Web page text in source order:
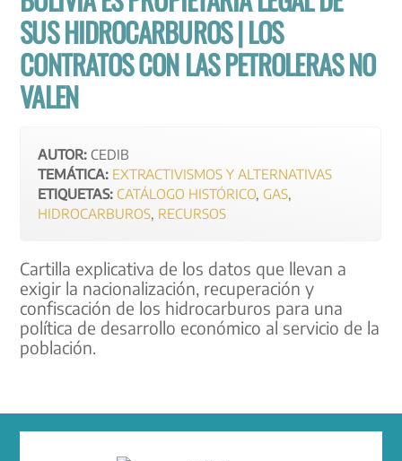
SUS HIDROCARBUROS | LOS
CONTRATOS CON LAS PETROLERAS NO
VALEN
AUTOR: CEDIB
TEMÁTICA: EXTRACTIVISMOS Y ALTERNATIVAS
ETIQUETAS: CATÁLOGO HISTÓRICO,GAS,
HIDROCARBUROS, RECURSOS
Cartilla explicativa de los datos que llevan a
exigir la nacionalización, recuperación y
confiscación de los hidrocarburos para una
política de desarrollo económico al servicio de la
población.